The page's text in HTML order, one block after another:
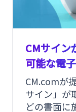
CMサイン
可能な電
CM.comが
サイン」が
どの書面に